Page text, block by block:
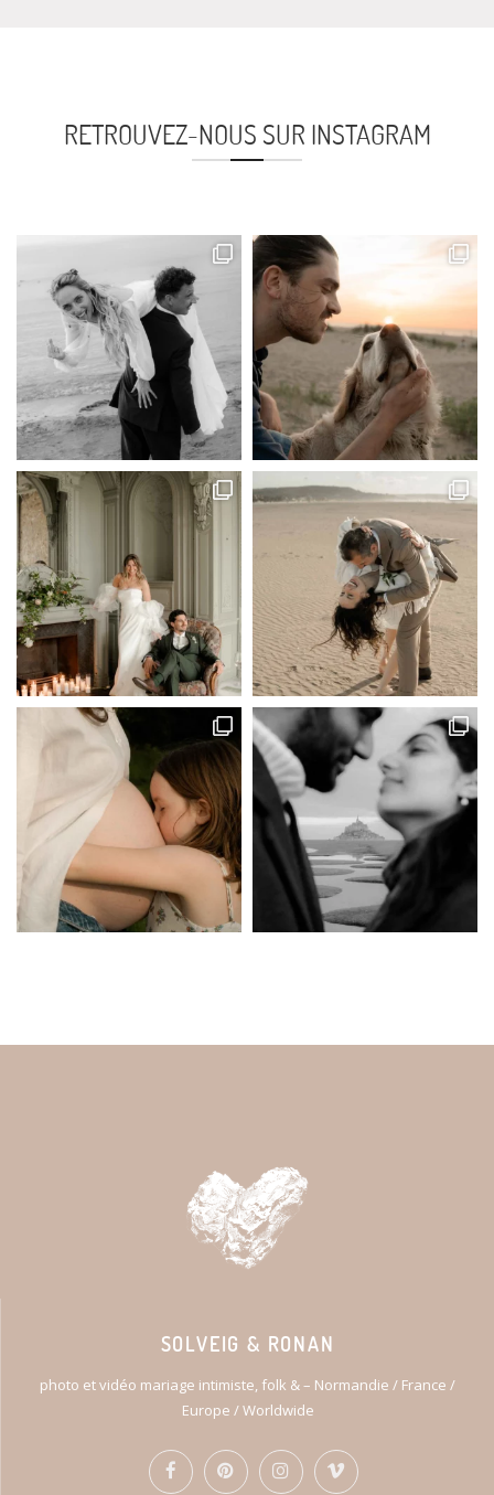
RETROUVEZ-NOUS SUR INSTAGRAM
SOLVEIG & RONAN
photo et vidéo mariage intimiste, folk & – Normandie / France /
Europe / Worldwide